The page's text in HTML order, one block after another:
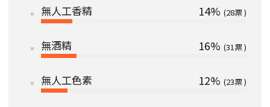
無人工香精 14% 28
無酒精 16% 31
無人工色素 12% 23